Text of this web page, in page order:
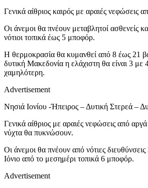
Γενικά αίθριος καιρός με αραιές νεφώσεις
Οι άνεμοι θα πνέουν μεταβλητοί ασθενείς
νότιοι τοπικά έως 5 μποφόρ.
Η θερμοκρασία θα κυμανθεί από 8 έως 21
δυτική Μακεδονία η ελάχιστη θα είναι 3 με
χαμηλότερη.
Advertisement
Νησιά Ιονίου -Ήπειρος – Δυτική Στερεά –
Γενικά αίθριος με αραιές νεφώσεις από
νύχτα θα πυκνώσουν.
Οι άνεμοι θα πνέουν από νότιες
Ιόνιο από το μεσημέρι τοπικά 6 μποφόρ.
Advertisement